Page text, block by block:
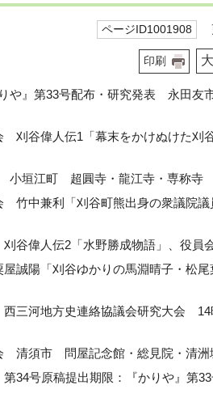
ページID1001908
印刷
や』第33号配布・研究発表 永田友
刈谷偉人伝1「幕末をかけぬけた刈
小垣江町 超圓寺・龍江寺・専称寺
竹中兼利「刈谷町熊出身の衆議院
谷偉人伝2「水野勝成物語」、役員
陽「刈谷ゆかりの馬淵晴子・松尾
三河地方史連絡協議会研究大会 14
清須市 問屋記念館・総見院・清洲
34号原稿提出期限：『かりや』第